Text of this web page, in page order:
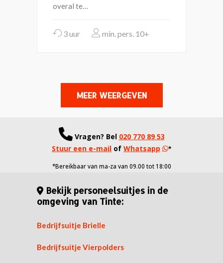
overal te…
3 uur 10+
MEER WEERGEVEN
Vragen? Bel 020 770 89 53
Stuur een e-mail of Whatsapp *
*Bereikbaar van ma-za van 09.00 tot 18:00
Bekijk personeelsuitjes in de
omgeving van Tinte:
Bedrijfsuitje Brielle
Bedrijfsuitje Vierpolders